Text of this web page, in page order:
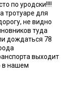
по уродски!!!!
тротуаре для
не видно
туда
дождаться 78
выходит
в нашем